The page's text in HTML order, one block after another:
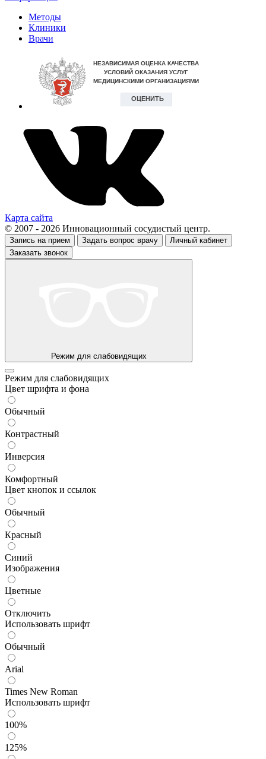
Методы
Клиники
Врачи
Карта сайта
© 2007 - 2026 Инновационный сосудистый центр.
Запись на прием Задать вопрос врачу
Личный кабинет
Заказать звонок
Режим для слабовидящих
Режим для слабовидящих
Цвет шрифта и фона
Обычный
Контрастный
Инверсия
Комфортный
Цвет кнопок и ссылок
Обычный
Красный
Синий
Изображения
Цветные
Отключить
Использовать шрифт
Обычный
Arial
Times New Roman
Использовать шрифт
100%
125%